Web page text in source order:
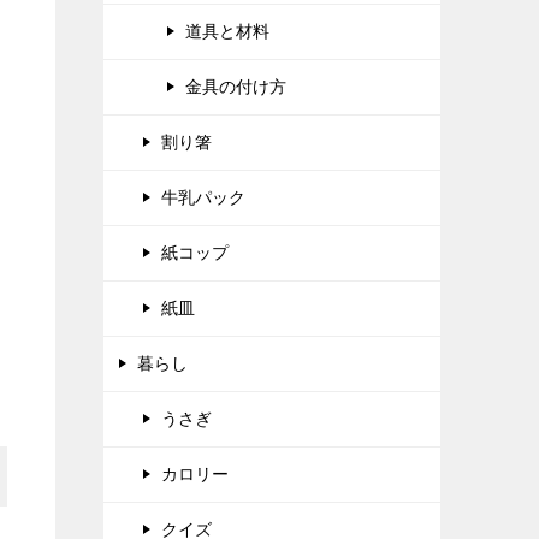
道具と材料
金具の付け方
割り箸
牛乳パック
紙コップ
紙皿
暮らし
うさぎ
カロリー
クイズ